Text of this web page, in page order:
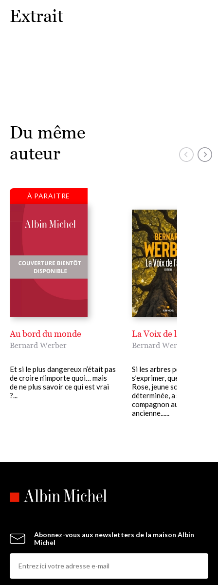
Extrait
Du même
auteur
À PARAITRE
Au bord du monde
Bernard Werber
Et si le plus dangereux n’était pas
de croire n’importe quoi… mais
de ne plus savoir ce qui est vrai
?...
La Voix de l'arbre
Bernard Werber
Si les arbres pouvaient
s’exprimer, que nous
Rose, jeune scientifique
déterminée, a suivi son
compagnon au cœur de la
ancienne......
Abonnez-vous aux newsletters de la maison Albin
Michel